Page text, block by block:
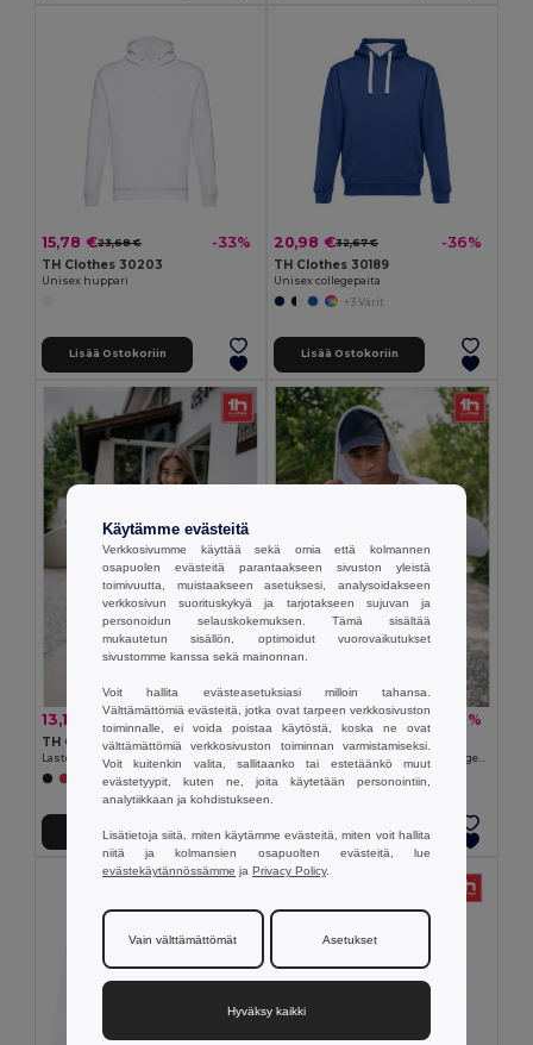
15,78 €23,68 € -33%
TH Clothes 30203
Unisex huppari
Lisää Ostokoriin
20,98 €32,67 € -36%
TH Clothes 30189
Unisex collegepaita
+3 Värit
Lisää Ostokoriin
13,17 € -22%
TH Clothes 30287
Lasten collegepaita kierrätettyä puuvillaa ja polyesteriä
+4 Värit
Lisää Ostokoriin
19,54 € -28%
TH Clothes 30161
+6 Värit
Lisää Ostokoriin
Käytämme evästeitä
Verkkosivumme käyttää sekä omia että kolmannen
osapuolen evästeitä parantaakseen sivuston yleistä
toimivuutta, muistaakseen asetuksesi, analysoidakseen
verkkosivun suorituskykyä ja tarjotakseen sujuvan ja
personoidun selauskokemuksen. Tämä sisältää
mukautetun sisällön, optimoidut vuorovaikutukset
sivustomme kanssa sekä mainonnan.
Voit hallita evästeasetuksiasi milloin tahansa.
Välttämättömiä evästeitä, jotka ovat tarpeen verkkosivuston
toiminnalle, ei voida poistaa käytöstä, koska ne ovat
välttämättömiä verkkosivuston toiminnan varmistamiseksi.
Voit kuitenkin valita, sallitaanko tai estetäänkö muut
evästetyypit, kuten ne, joita käytetään personointiin,
analytiikkaan ja kohdistukseen.
Lisätietoja siitä, miten käytämme evästeitä, miten voit hallita
niitä ja kolmansien osapuolten evästeitä, lue
evästekäytännössämme ja Privacy Policy.
Vain välttämättömät Asetukset
Hyväksy kaikki